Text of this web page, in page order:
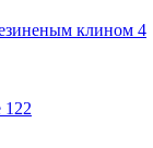
клином 4
122